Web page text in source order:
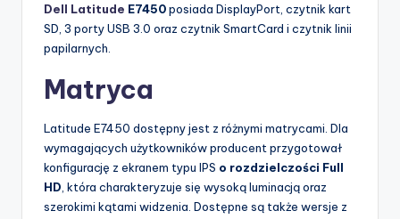
Dell Latitude E7450posiada DisplayPort, czytnik kart
SD, 3 porty USB 3.0 oraz czytnik SmartCard i czytnik linii
papilarnych.
Matryca
Latitude E7450 dostępny jest z różnymi matrycami. Dla
wymagających użytkowników producent przygotował
konfigurację z ekranem typu IPS o rozdzielczości Full
HD , która charakteryzuje się wysoką luminacją oraz
szerokimi kątami widzenia. Dostępne są także wersje z